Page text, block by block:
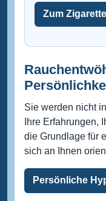
Zum
Sie werden nicht
Ihre Erfahrungen,
die Grundlage für
sich an Ihnen
Persönliche